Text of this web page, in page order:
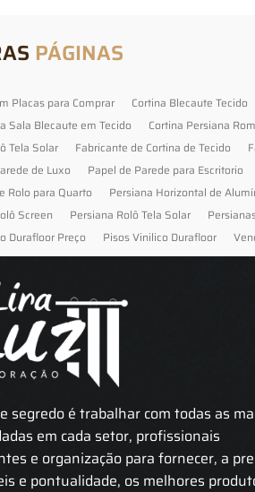
PÁGINAS
Placas para Comprar Cortina Blecaute Tecido
Sala Blecaute em Tecido
Cortina Persiana
Tela Solar
Fabricante de Cortina de Tecido
de Luxo
Papel de Parede para Escritorio
Rolo para Quarto
Persiana Horizontal de
Screen
Persiana Rolô Tela Solar
Durafloor Preço
Pisos Vinilico Durafloor
segredo é trabalhar com todas as
em cada setor, profissionais
e organização para fornecer, a
e pontualidade, os melhores